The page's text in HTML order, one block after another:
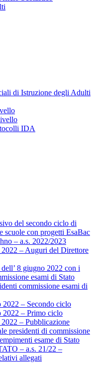
di Istruzione degli Adulti
IDA
del secondo ciclo di
scuole con progetti EsaBac
– a.s. 2022/2023
2022 – Auguri del Direttore
8 giugno 2022 con i
esami di Stato
commissione esami di
2022 – Secondo ciclo
2022 – Primo ciclo
– Pubblicazione
presidenti di commissione
esame di Stato
– a.s. 21/22 –
allegati